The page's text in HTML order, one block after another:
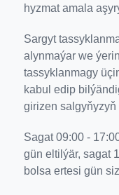
hyzmat amala
Sargyt
alynmaýar we
tassyklanmagy
kabul edip
girizen
Sagat 09:00 -
gün eltilýär, sagat
bolsa ertesi gün